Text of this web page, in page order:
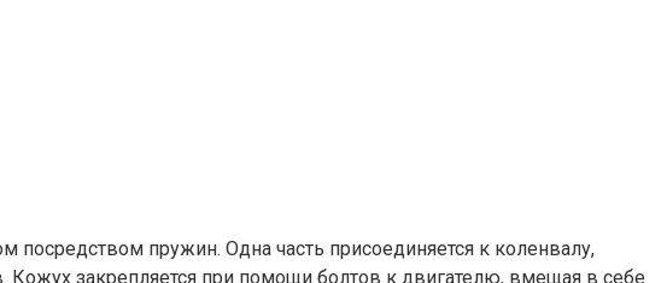
пружин. Одна часть присоединяется к коленвалу,
Кожух закрепляется при помощи болтов к двигателю, вмещая в себе